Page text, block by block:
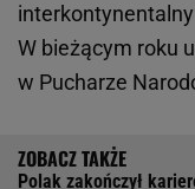
interkontynentalny
W bieżącym roku
w Pucharze
Polak zakończył